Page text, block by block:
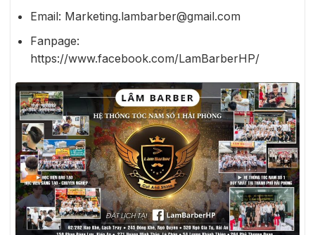
Email: Marketing.lambarber@gmail.com
Fanpage:
https://www.facebook.com/LamBarberHP/